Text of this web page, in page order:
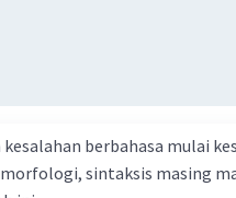
berbahasa mulai
sintaksis masing